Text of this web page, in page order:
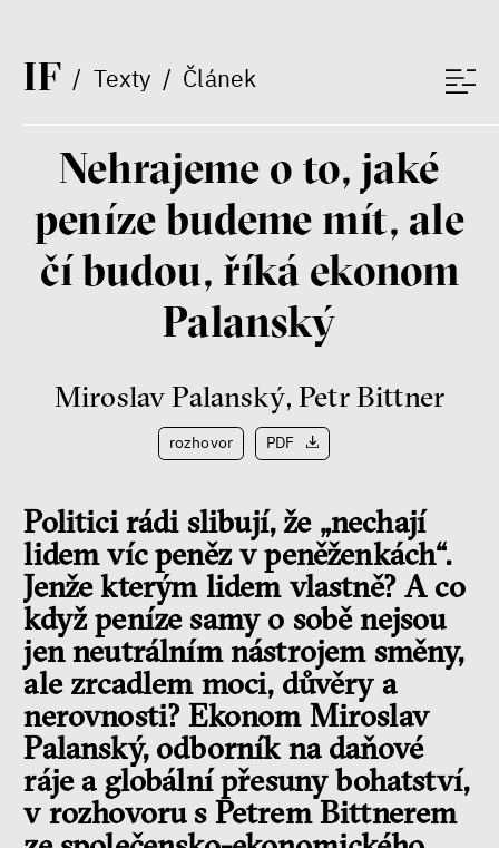
IF/ Texty / Článek
Nehrajeme o to, jaké
peníze budeme mít, ale
čí budou, říká ekonom
Palanský
Miroslav Palanský,Petr Bittner
rozhovor PDF
Politici rádi slibují, že „nechají
lidem víc peněz v peněženkách“.
Jenže kterým lidem vlastně? A co
když peníze samy o sobě nejsou
jen neutrálním nástrojem směny,
ale zrcadlem moci, důvěry a
nerovnosti? Ekonom Miroslav
Palanský, odborník na daňové
ráje a globální přesuny bohatství,
v rozhovoru s Petrem Bittnerem